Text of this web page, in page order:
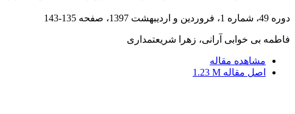
دوره 49، شماره 1، فروردین و اردیبهشت 1397، صفحه 135-143
فاطمه بی خوابی آرانی، زهرا شریعتمداری
مشاهده مقاله
اصل مقاله 1.23 M